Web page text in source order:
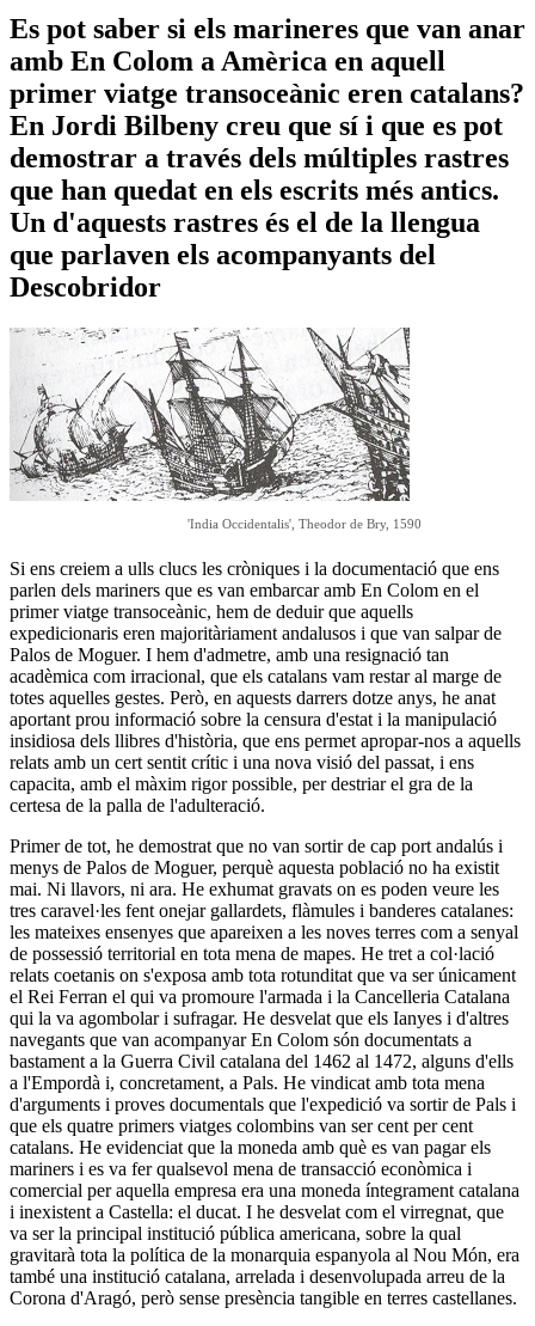
Es pot saber si els marineres que van anar
amb En Colom a Amèrica en aquell
primer viatge transoceànic eren catalans?
En Jordi Bilbeny creu que sí i que es pot
demostrar a través dels múltiples rastres
que han quedat en els escrits més antics.
Un d'aquests rastres és el de la llengua
que parlaven els acompanyants del
Descobridor
'India Occidentalis', Theodor de Bry, 1590
Si ens creiem a ulls clucs les cròniques i la documentació que ens
parlen dels mariners que es van embarcar amb En Colom en el
primer viatge transoceànic, hem de deduir que aquells
expedicionaris eren majoritàriament andalusos i que van salpar de
Palos de Moguer. I hem d'admetre, amb una resignació tan
acadèmica com irracional, que els catalans vam restar al marge de
totes aquelles gestes. Però, en aquests darrers dotze anys, he anat
aportant prou informació sobre la censura d'estat i la manipulació
insidiosa dels llibres d'història, que ens permet apropar-nos a aquells
relats amb un cert sentit crític i una nova visió del passat, i ens
capacita, amb el màxim rigor possible, per destriar el gra de la
certesa de la palla de l'adulteració.
Primer de tot, he demostrat que no van sortir de cap port andalús i
menys de Palos de Moguer, perquè aquesta població no ha existit
mai. Ni llavors, ni ara. He exhumat gravats on es poden veure les
tres caravel·les fent onejar gallardets, flàmules i banderes catalanes:
les mateixes ensenyes que apareixen a les noves terres com a senyal
de possessió territorial en tota mena de mapes. He tret a col·lació
relats coetanis on s'exposa amb tota rotunditat que va ser únicament
el Rei Ferran el qui va promoure l'armada i la Cancelleria Catalana
qui la va agombolar i sufragar. He desvelat que els Ianyes i d'altres
navegants que van acompanyar En Colom són documentats a
bastament a la Guerra Civil catalana del 1462 al 1472, alguns d'ells
a l'Empordà i, concretament, a Pals. He vindicat amb tota mena
d'arguments i proves documentals que l'expedició va sortir de Pals i
que els quatre primers viatges colombins van ser cent per cent
catalans. He evidenciat que la moneda amb què es van pagar els
mariners i es va fer qualsevol mena de transacció econòmica i
comercial per aquella empresa era una moneda íntegrament catalana
i inexistent a Castella: el ducat. I he desvelat com el virregnat, que
va ser la principal institució pública americana, sobre la qual
gravitarà tota la política de la monarquia espanyola al Nou Món, era
també una institució catalana, arrelada i desenvolupada arreu de la
Corona d'Aragó, però sense presència tangible en terres castellanes.